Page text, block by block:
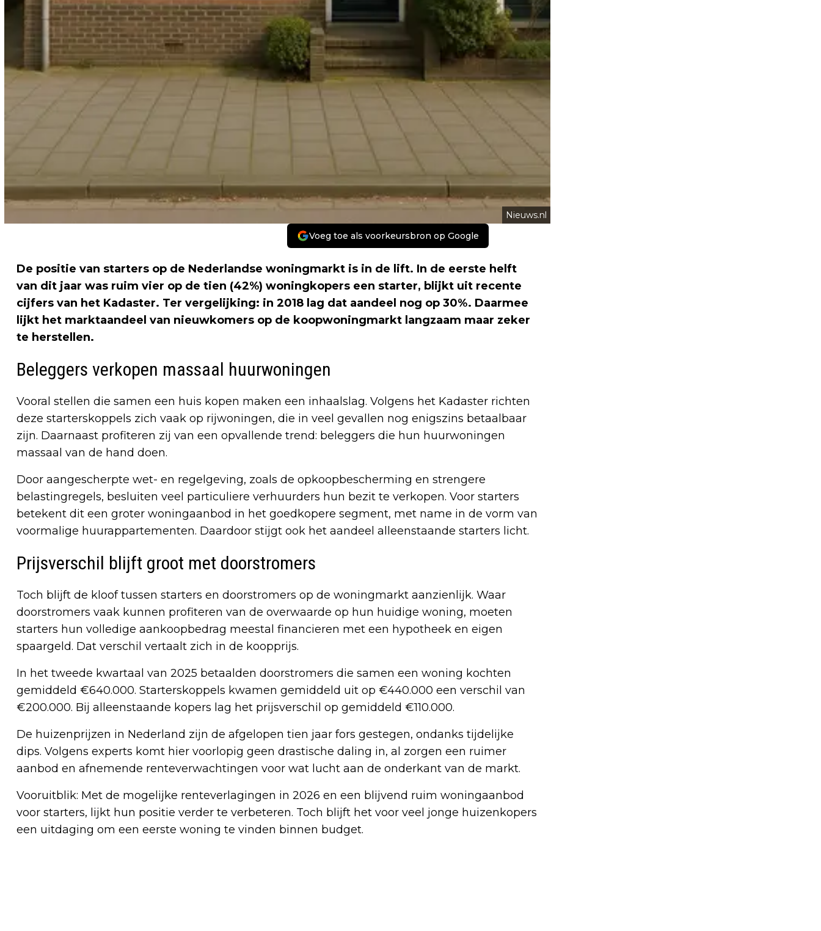
Nieuws.nl
Voeg toe als voorkeursbron op Google
De positie van starters op de Nederlandse woningmarkt is in de lift. In de eerste helft
van dit jaar was ruim vier op de tien (42%) woningkopers een starter, blijkt uit recente
cijfers van het Kadaster. Ter vergelijking: in 2018 lag dat aandeel nog op 30%. Daarmee
lijkt het marktaandeel van nieuwkomers op de koopwoningmarkt langzaam maar zeker
te herstellen.
Beleggers verkopen massaal huurwoningen
Vooral stellen die samen een huis kopen maken een inhaalslag. Volgens het Kadaster richten
deze starterskoppels zich vaak op rijwoningen, die in veel gevallen nog enigszins betaalbaar
zijn. Daarnaast profiteren zij van een opvallende trend: beleggers die hun huurwoningen
massaal van de hand doen.
Door aangescherpte wet- en regelgeving, zoals de opkoopbescherming en strengere
belastingregels, besluiten veel particuliere verhuurders hun bezit te verkopen. Voor starters
betekent dit een groter woningaanbod in het goedkopere segment, met name in de vorm van
voormalige huurappartementen. Daardoor stijgt ook het aandeel alleenstaande starters licht.
Prijsverschil blijft groot met doorstromers
Toch blijft de kloof tussen starters en doorstromers op de woningmarkt aanzienlijk. Waar
doorstromers vaak kunnen profiteren van de overwaarde op hun huidige woning, moeten
starters hun volledige aankoopbedrag meestal financieren met een hypotheek en eigen
spaargeld. Dat verschil vertaalt zich in de koopprijs.
In het tweede kwartaal van 2025 betaalden doorstromers die samen een woning kochten
gemiddeld €640.000. Starterskoppels kwamen gemiddeld uit op €440.000 een verschil van
€200.000. Bij alleenstaande kopers lag het prijsverschil op gemiddeld €110.000.
De huizenprijzen in Nederland zijn de afgelopen tien jaar fors gestegen, ondanks tijdelijke
dips. Volgens experts komt hier voorlopig geen drastische daling in, al zorgen een ruimer
aanbod en afnemende renteverwachtingen voor wat lucht aan de onderkant van de markt.
Vooruitblik: Met de mogelijke renteverlagingen in 2026 en een blijvend ruim woningaanbod
voor starters, lijkt hun positie verder te verbeteren. Toch blijft het voor veel jonge huizenkopers
een uitdaging om een eerste woning te vinden binnen budget.